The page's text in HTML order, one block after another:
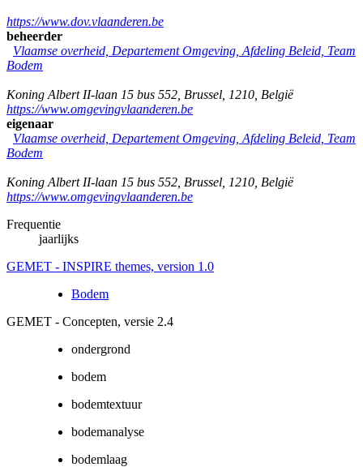
https://www.dov.vlaanderen.be
beheerder
Vlaamse overheid, Departement Omgeving, Afdeling Beleid, Team
Bodem
Koning Albert II-laan 15 bus 552 Brussel 1210 België
https://www.omgevingvlaanderen.be
eigenaar
Vlaamse overheid, Departement Omgeving, Afdeling Beleid, Team
Bodem
Koning Albert II-laan 15 bus 552 Brussel 1210 België
https://www.omgevingvlaanderen.be
Frequentie
jaarlijks
GEMET - INSPIRE themes, version 1.0
Bodem
GEMET - Concepten, versie 2.4
ondergrond
bodem
bodemtextuur
bodemanalyse
bodemlaag